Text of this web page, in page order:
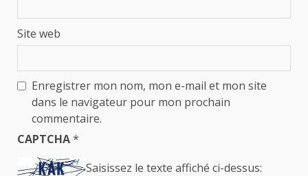
Site web
Enregistrer mon nom, mon e-mail et mon site
dans le navigateur pour mon prochain
commentaire.
CAPTCHA*
Saisissez le texte affiché ci-dessus: